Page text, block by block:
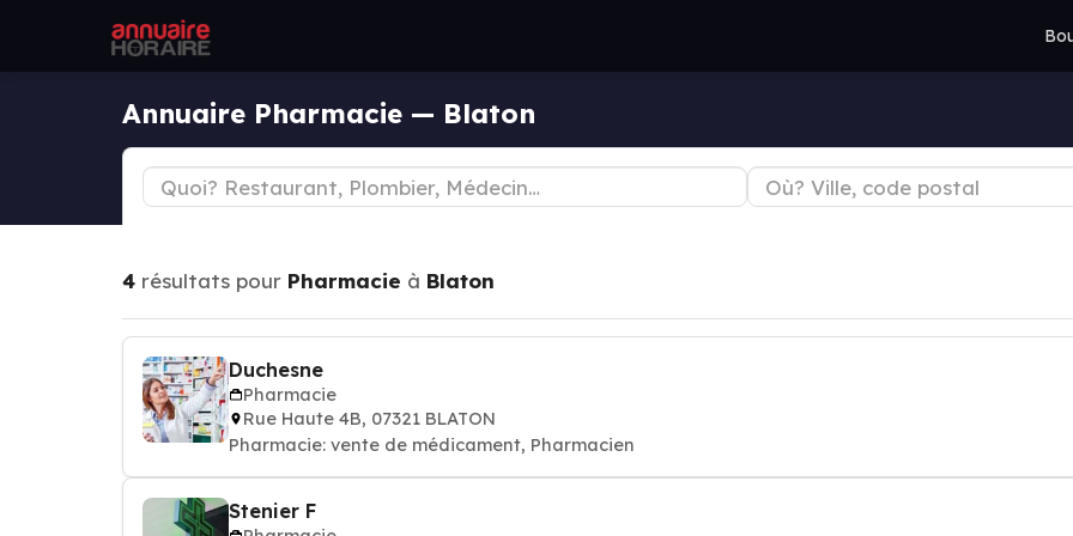
Annuaire Pharmacie — Blaton
4 résultats pour Pharmacie à Blaton
Duchesne
Pharmacie
Rue Haute 4B, 07321 BLATON
Pharmacie: vente de médicament, Pharmacien
Stenier F